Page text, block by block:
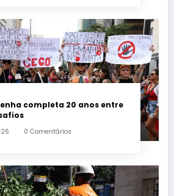
completa 20 anos entre
0 Comentários